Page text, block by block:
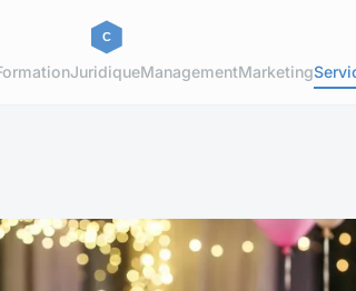
JuridiqueManagementMarketing